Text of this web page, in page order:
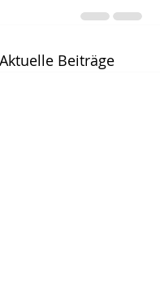
Aktuelle Beiträge